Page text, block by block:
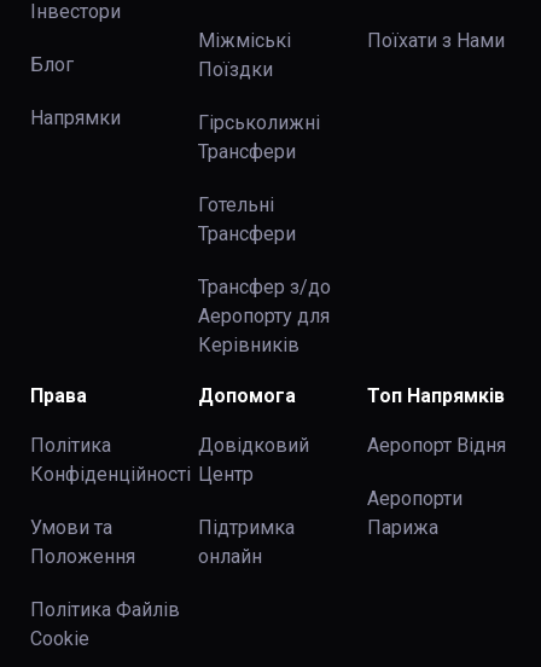
Інвестори
Блог
Напрямки
Міжміські
Поїздки
Гірськолижні
Трансфери
Готельні
Трансфери
Трансфер з/до
Аеропорту для
Керівників
Поїхати з Нами
Права
Політика
Конфіденційності
Умови та
Положення
Політика Файлів
Cookie
Допомога
Довідковий
Центр
Підтримка
онлайн
Топ Напрямків
Аеропорт Відня
Аеропорти
Парижа